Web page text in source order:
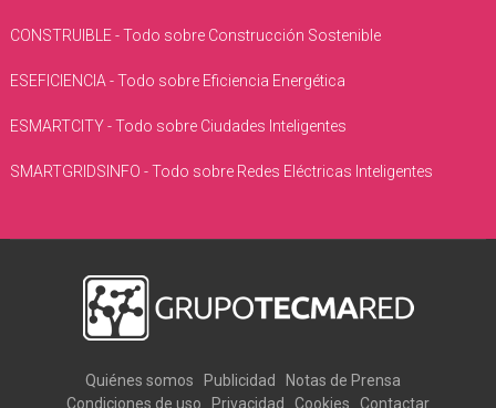
CONSTRUIBLE - Todo sobre Construcción Sostenible
ESEFICIENCIA - Todo sobre Eficiencia Energética
ESMARTCITY - Todo sobre Ciudades Inteligentes
SMARTGRIDSINFO - Todo sobre Redes Eléctricas Inteligentes
Quiénes somos Publicidad
Notas de Prensa
Condiciones de uso
Privacidad Cookies Contactar